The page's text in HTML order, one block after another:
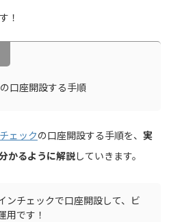
！
口座開設する手順
ェックの口座開設する手順を、 実
かるように解説していきます。
ンチェックで口座開設して、ビ
用です！